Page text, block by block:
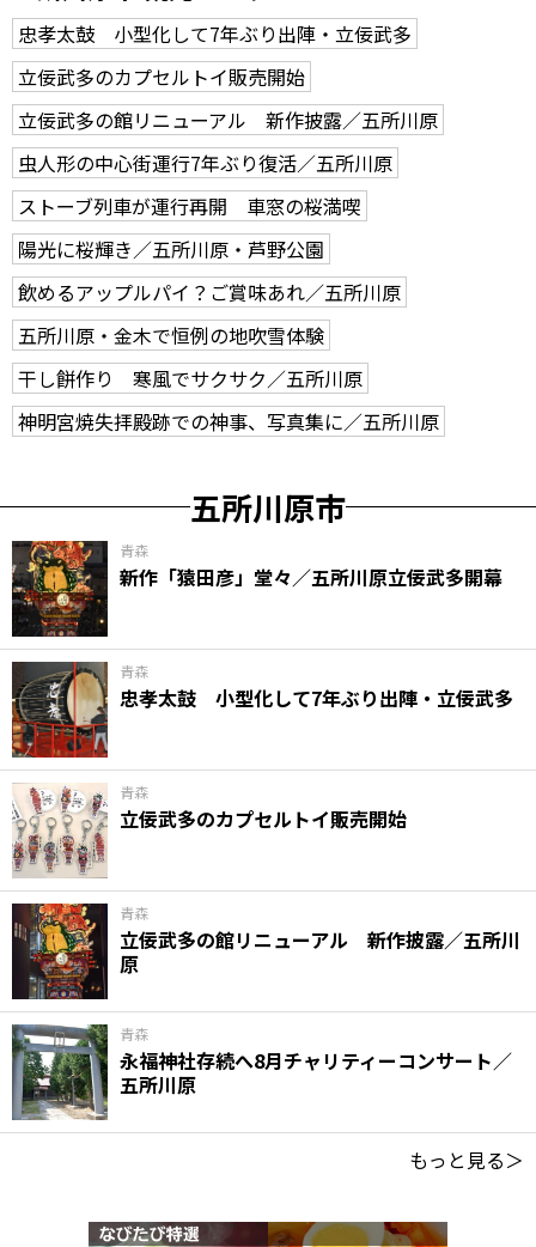
忠孝太鼓 小型化して7年ぶり出陣・立佞武多
立佞武多のカプセルトイ販売開始
立佞武多の館リニューアル 新作披露／五所川原
虫人形の中心街運行7年ぶり復活／五所川原
ストーブ列車が運行再開 車窓の桜満喫
陽光に桜輝き／五所川原・芦野公園
飲めるアップルパイ？ご賞味あれ／五所川原
五所川原・金木で恒例の地吹雪体験
干し餅作り 寒風でサクサク／五所川原
神明宮焼失拝殿跡での神事、写真集に／五所川原
五所川原市
青森
新作「猿田彦」堂々／五所川原立佞武多開幕
青森
忠孝太鼓 小型化して7年ぶり出陣・立佞武多
青森
立佞武多のカプセルトイ販売開始
青森
立佞武多の館リニューアル 新作披露／五所川
原
青森
永福神社存続へ8月チャリティーコンサート／
五所川原
もっと見る＞